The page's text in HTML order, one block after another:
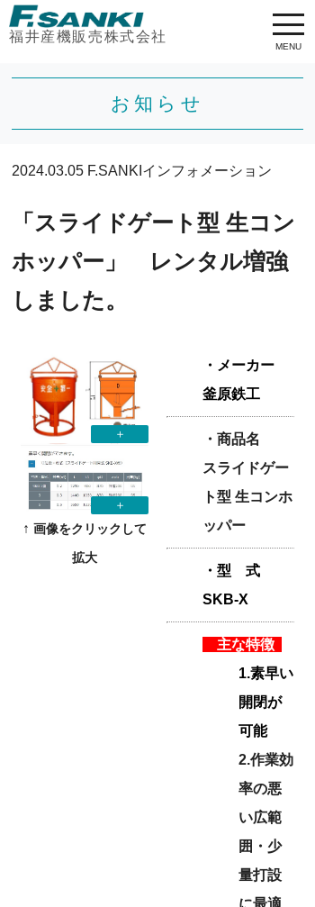
福井産機販売株式会社
MENU
お知らせ
2024.03.05 F.SANKIインフォメーション
「スライドゲート型 生コン
ホッパー」 レンタル増強
しました。
↑画像をクリックして
拡大
・メーカー
釜原鉄工
・商品名
スライドゲー
ト型 生コンホ
ッパー
・型 式
SKB-X
主な特徴
1.素早い
開閉が
可能
2.作業効
率の悪
い広範
囲・少
量打設
に最適